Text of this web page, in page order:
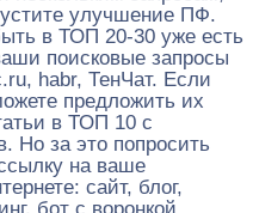
улучшение ПФ.
в ТОП 20-30 уже есть
поисковые запросы
habr, ТенЧат. Если
предложить их
в ТОП 10 с
Но за это попросить
на ваше
сайт, блог,